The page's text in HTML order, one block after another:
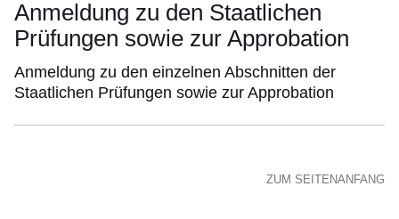
Anmeldung zu den Staatlichen
Prüfungen sowie zur Approbation
Anmeldung zu den einzelnen Abschnitten der
Staatlichen Prüfungen sowie zur Approbation
ZUM SEITENANFANG